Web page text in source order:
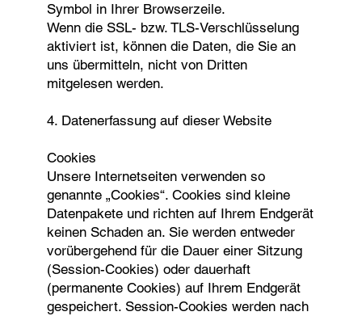
Symbol in Ihrer Browserzeile.
Wenn die SSL- bzw. TLS-Verschlüsselung
aktiviert ist, können die Daten, die Sie an
uns übermitteln, nicht von Dritten
mitgelesen werden.
4. Datenerfassung auf dieser Website
Cookies
Unsere Internetseiten verwenden so
genannte „Cookies“. Cookies sind kleine
Datenpakete und richten auf Ihrem Endgerät
keinen Schaden an. Sie werden entweder
vorübergehend für die Dauer einer Sitzung
(Session-Cookies) oder dauerhaft
(permanente Cookies) auf Ihrem Endgerät
gespeichert. Session-Cookies werden nach